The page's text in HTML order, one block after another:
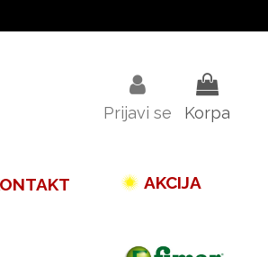
Prijavi se Korpa
AKCIJA